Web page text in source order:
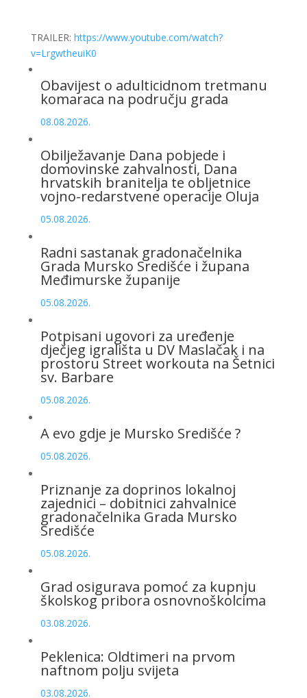
TRAILER: https://www.youtube.com/watch?
v=LrgwtheuiK0
Obavijest o adulticidnom tretmanu
komaraca na području grada
08.08.2026.
Obilježavanje Dana pobjede i
domovinske zahvalnosti, Dana
hrvatskih branitelja te obljetnice
vojno-redarstvene operacije Oluja
05.08.2026.
Radni sastanak gradonačelnika
Grada Mursko Središće i župana
Međimurske županije
05.08.2026.
Potpisani ugovori za uređenje
dječjeg igrališta u DV Maslačak i na
prostoru Street workouta na Šetnici
sv. Barbare
05.08.2026.
A evo gdje je Mursko Središće ?
05.08.2026.
Priznanje za doprinos lokalnoj
zajednici – dobitnici zahvalnice
gradonačelnika Grada Mursko
Središće
05.08.2026.
Grad osigurava pomoć za kupnju
školskog pribora osnovnoškolcima
03.08.2026.
Peklenica: Oldtimeri na prvom
naftnom polju svijeta
03.08.2026.